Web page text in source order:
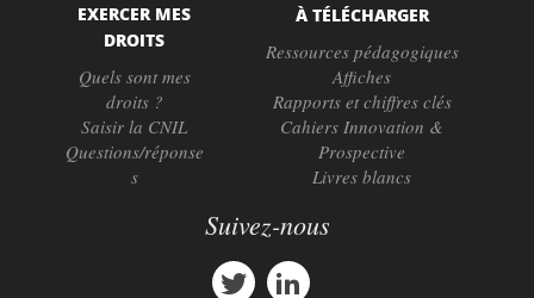
EXERCER MES
DROITS
Quels sont mes
droits ?
Saisir la CNIL
Questions/réponse
s
À TÉLÉCHARGER
Ressources pédagogiques
Affiches
Rapports et chiffres clés
Cahiers Innovation &
Prospective
Livres blancs
Suivez-nous